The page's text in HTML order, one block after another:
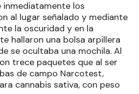
los
al lugar señalado y mediante
la oscuridad y en la
hallaron una bolsa arpillera
se ocultaba una mochila. Al
trece paquetes que al ser
de campo Narcotest,
cannabis sativa, con peso